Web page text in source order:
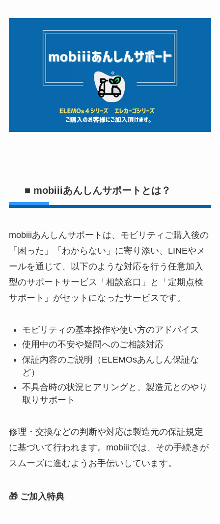
■ mobiiiあんしんサポートとは？
mobiiiあんしんサポートは、モビリティご購入後の
「困った」「わからない」に寄り添い、LINEやメ
ールを通じて、以下のような対応を行う任意加入
型のサポートサービス「相談窓口」と「定期点検
サポート」がセットになったサービスです。
モビリティの基本操作や使い方のアドバイス
使用中の不安や疑問へのご相談対応
保証内容のご説明（ELEMOsあんしん保証な
ど）
不具合時の状況ヒアリングと、製造元とのやり
取りサポート
修理・交換などの判断や対応は製造元の保証規定
に基づいて行われます。mobiiiでは、その手続きが
スムーズに進むようお手伝いしています。
🎁 ご加入特典